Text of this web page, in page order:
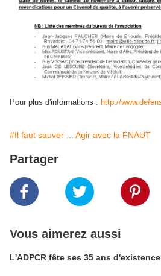
Pour plus d'informations : http://
#Il faut sauver ... Agir avec la FNAUT
Partager
Vous aimerez aussi
L'ADPCR fête ses 35 ans d'existence